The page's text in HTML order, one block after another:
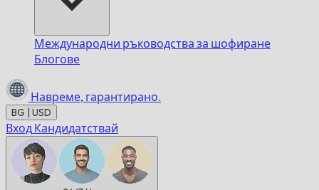
Международни ръководства за шофиране
Блогове
Навреме, гарантирано.
BG | USD
Вход Кандидатствай